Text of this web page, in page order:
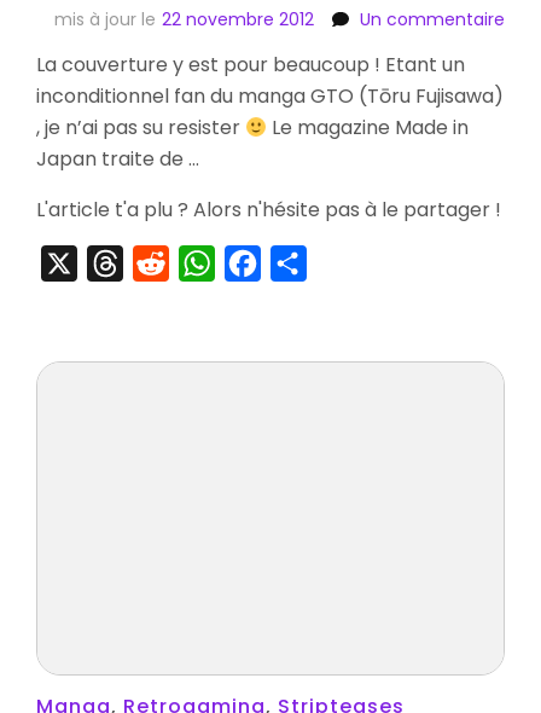
mis à jour le 22 novembre 2012 Un commentaire
La couverture y est pour beaucoup ! Etant un
inconditionnel fan du manga GTO (Tōru Fujisawa)
, je n’ai pas su resister
Le magazine Made in
Japan traite de …
L'article t'a plu ? Alors n'hésite pas à le partager !
ThreadsRedditWhatsAppFacebook
Manga, Retrogaming, Stripteases